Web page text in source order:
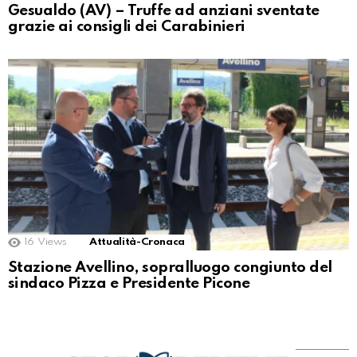
Gesualdo (AV) – Truffe ad anziani sventate
grazie ai consigli dei Carabinieri
16 Views Attualità-Cronaca
Stazione Avellino, sopralluogo congiunto del
sindaco Pizza e Presidente Picone